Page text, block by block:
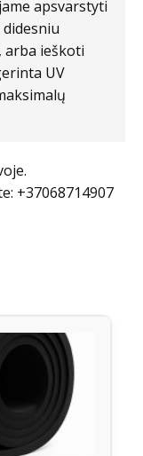
apsvarstyti
arba ieškoti
UV
+37068714907